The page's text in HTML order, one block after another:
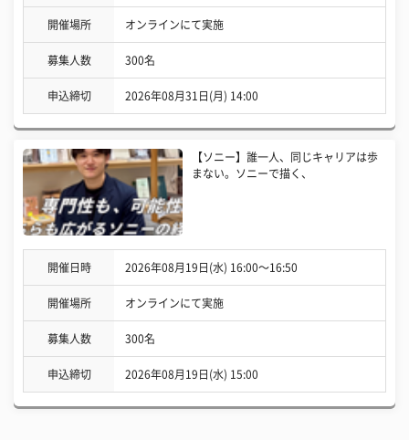
開催場所 オンラインにて実施
募集人数 300名
申込締切 2026年08月31日(月) 14:00
【ソニー】誰一人、同じキャリアは歩
まない。ソニーで描く、
開催日時 2026年08月19日(水) 16:00〜16:50
開催場所 オンラインにて実施
募集人数 300名
申込締切 2026年08月19日(水) 15:00